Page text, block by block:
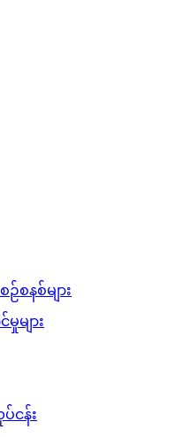
စနစ်များ
များ
ငန်း